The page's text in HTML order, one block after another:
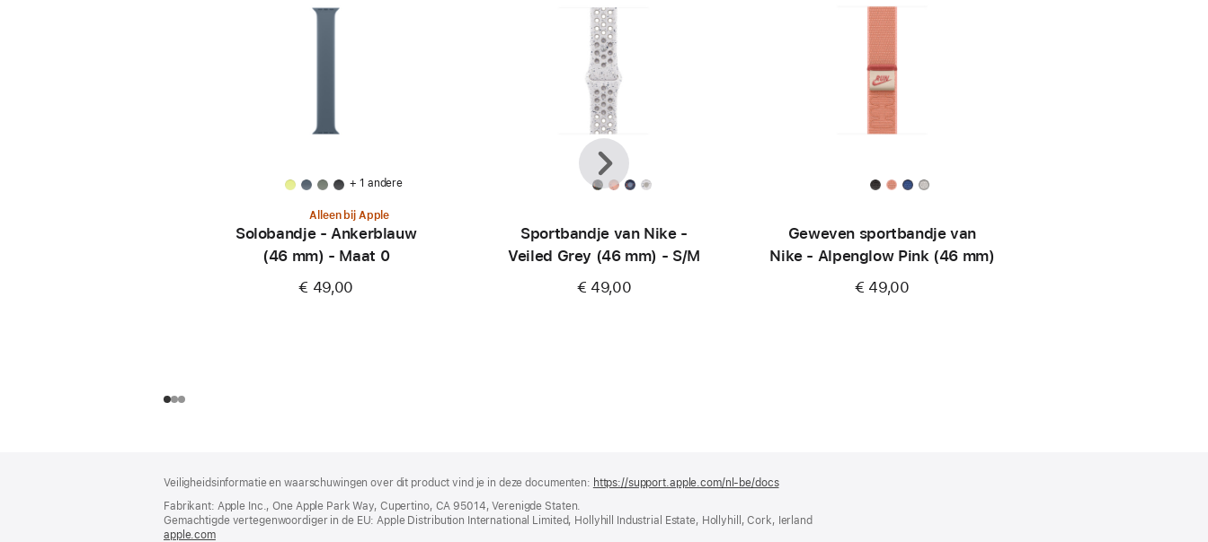
+ 1 andere
Alleen bij Apple
Solobandje - Ankerblauw
(46 mm) - Maat 0
€ 49,00
Sportbandje van Nike -
Veiled Grey (46 mm) - S/M
€ 49,00
Geweven sportbandje van
Nike - Alpenglow Pink (46 mm)
€ 49,00
Vorige
Volgende
Veiligheidsinformatie en waarschuwingen over dit product vind je in deze documenten: https://support.apple.com/nl-be/docs(wordt
venster
Fabrikant: Apple Inc., One Apple Park Way, Cupertino, CA 95014, Verenigde Staten.
Gemachtigde vertegenwoordiger in de EU: Apple Distribution International Limited, Hollyhill Industrial Estate, Hollyhill, Cork, Ierland
apple.com(wordt